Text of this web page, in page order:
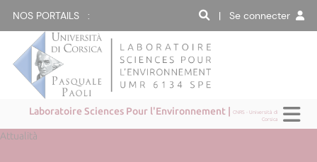
NOS PORTAILS : | Se connecter
Laboratoire Sciences Pour l'Environnement |CNRS - Università di
Corsica
Attualità